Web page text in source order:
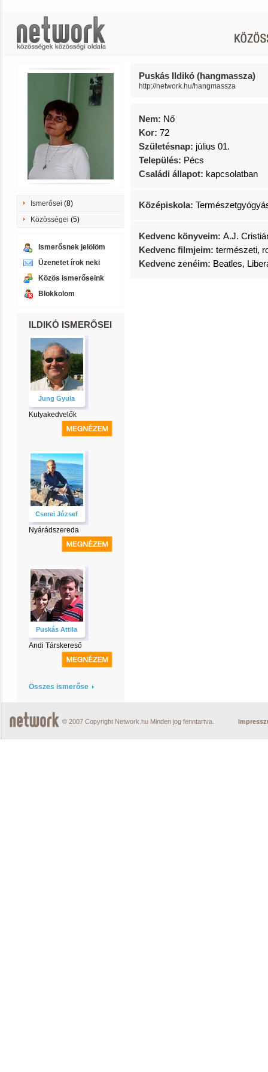
Ismerősei (8)
Közösségei (5)
Ismerősnek jelölöm
Üzenetet írok neki
Közös ismerőseink
Blokkolom
ILDIKÓ ISMERŐSEI
Jung Gyula
Kutyakedvelők
Cserei József
Nyárádszereda
Puskás Attila
Andi Társkereső
Összes ismerőse
Puskás Ildikó (hangmassza)
http://network.hu/hangmassza
Nem: Nő
Kor: 72
Születésnap: július 01.
Település: Pécs
Családi állapot: kapcsolatban
Középiskola:
Kedvenc könyveim: A.J.
Kedvenc filmjeim: természeti,
Kedvenc zenéim: Beatles,
© 2007 Copyright Network.hu Minden jog fenntartva.